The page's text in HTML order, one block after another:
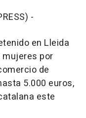
-
en Lleida
por
de
5.000 euros,
este